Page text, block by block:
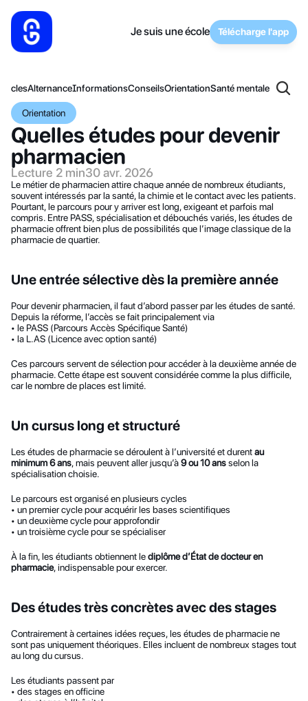
Je suis une école Télécharge l'app
AlternanceInformationsConseilsOrientationSanté mentale
Orientation
Quelles études pour devenir
pharmacien
Lecture 2 min30 avr. 2026
Le métier de pharmacien attire chaque année de nombreux étudiants,
souvent intéressés par la santé, la chimie et le contact avec les patients.
Pourtant, le parcours pour y arriver est long, exigeant et parfois mal
compris. Entre PASS, spécialisation et débouchés variés, les études de
pharmacie offrent bien plus de possibilités que l’image classique de la
pharmacie de quartier.
Une entrée sélective dès la première année
Pour devenir pharmacien, il faut d’abord passer par les études de santé.
Depuis la réforme, l’accès se fait principalement via
• le PASS (Parcours Accès Spécifique Santé)
• la L.AS (Licence avec option santé)
Ces parcours servent de sélection pour accéder à la deuxième année de
pharmacie. Cette étape est souvent considérée comme la plus difficile,
car le nombre de places est limité.
Un cursus long et structuré
Les études de pharmacie se déroulent à l’université et durent au
minimum 6 ans, mais peuvent aller jusqu’à 9 ou 10 ans selon la
spécialisation choisie.
Le parcours est organisé en plusieurs cycles
• un premier cycle pour acquérir les bases scientifiques
• un deuxième cycle pour approfondir
• un troisième cycle pour se spécialiser
À la fin, les étudiants obtiennent le diplôme d’État de docteur en
pharmacie, indispensable pour exercer.
Des études très concrètes avec des stages
Contrairement à certaines idées reçues, les études de pharmacie ne
sont pas uniquement théoriques. Elles incluent de nombreux stages tout
au long du cursus.
Les étudiants passent par
• des stages en officine